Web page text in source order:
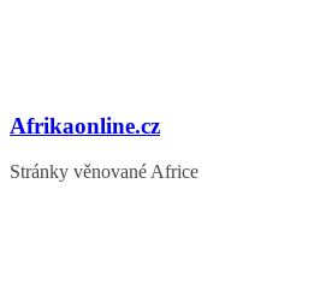
Afrikaonline.cz
Stránky věnované Africe